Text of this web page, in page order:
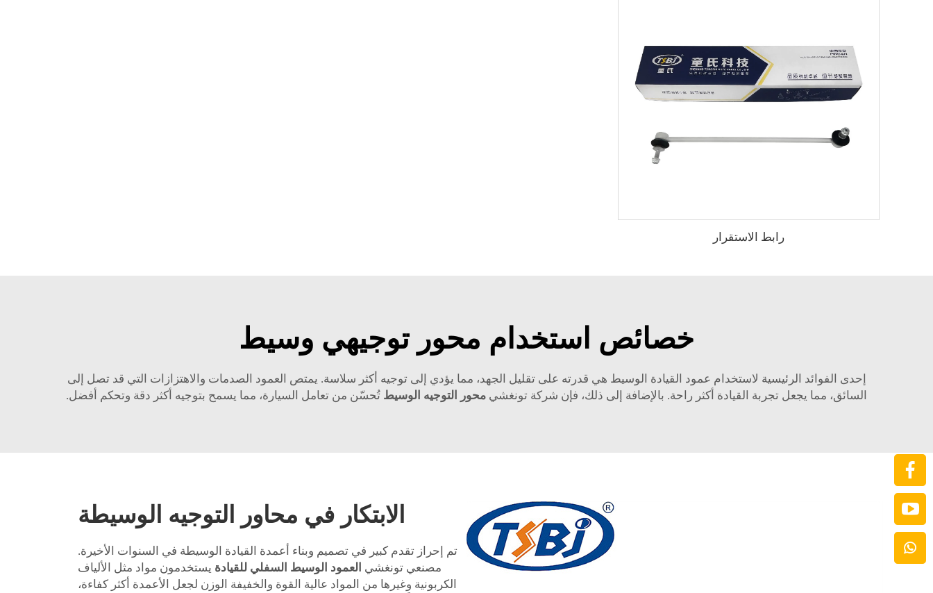
رابط الاستقرار
خصائص استخدام محور توجيهي وسيط
إحدى الفوائد الرئيسية لاستخدام عمود القيادة الوسيط هي قدرته على تقليل الجهد، مما يؤدي إلى توجيه أكثر سلاسة. يمتص العمود الصدمات والاهتزازات التي قد تصل إلى
السائق، مما يجعل تجربة القيادة أكثر راحة. بالإضافة إلى ذلك، فإن شركة تونغشي محور التوجيه الوسيط تُحسّن من تعامل السيارة، مما يسمح بتوجيه أكثر دقة وتحكم أفضل.
الابتكار في محاور التوجيه الوسيطة
تم إحراز تقدم كبير في تصميم وبناء أعمدة القيادة الوسيطة في السنوات الأخيرة.
مصنعي تونغشي العمود الوسيط السفلي للقيادة يستخدمون مواد مثل الألياف
الكربونية وغيرها من المواد عالية القوة والخفيفة الوزن لجعل الأعمدة أكثر كفاءة،